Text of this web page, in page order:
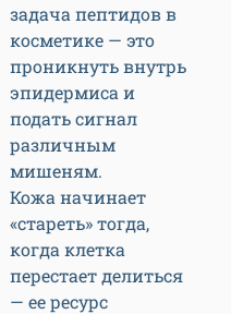
задача пептидов в
косметике — это
проникнуть внутрь
эпидермиса и
подать сигнал
различным
мишеням.
Кожа начинает
«стареть» тогда,
когда клетка
перестает делиться
— ее ресурс